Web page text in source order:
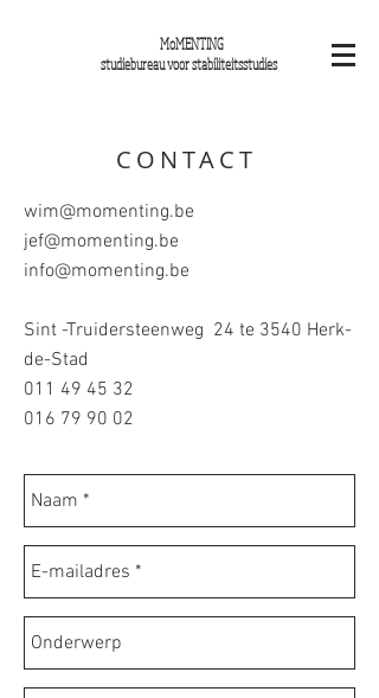
MoMENTING
studiebureau voor stabiliteitsstudies
CONTACT
wim@momenting.be
jef@momenting.be
info@momenting.be
Sint -Truidersteenweg 24 te 3540 Herk-
de-Stad
011 49 45 32
016 79 90 02